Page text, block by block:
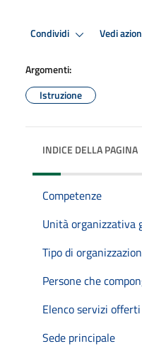
Condividi Vedi
Argomenti:
Istruzione
INDICE DELLA PAGINA
Competenze
Unità organizzativa
Tipo di
Persone che
Elenco servizi offerti
Sede principale